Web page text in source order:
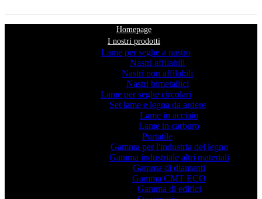
Homepage
I nostri prodotti
Lame per seghe a nastro
Nastri affilabili
Nastri non affilabili
Nastri bimetallici
Lame per seghe circolari
Set lame e legna da ardere
Lame in acciaio
Lame in carburo
Portatile
Gamma per l'industria del legno
Gamma industriale altri materiali
Gamma di diamanti
Gamma CMT ECO
Gamma di edifici